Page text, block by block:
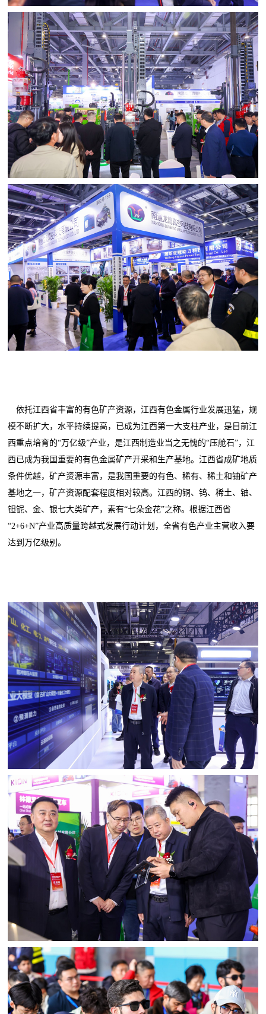
依托江西省丰富的有色矿产资源，江西有色金属行业发展迅猛，规
模不断扩大，水平持续提高，已成为江西第一大支柱产业，是目前江
西重点培育的“万亿级”产业，是江西制造业当之无愧的“压舱石”，江
西已成为我国重要的有色金属矿产开采和生产基地。江西省成矿地质
条件优越，矿产资源丰富，是我国重要的有色、稀有、稀土和铀矿产
基地之一，矿产资源配套程度相对较高。江西的铜、钨、稀土、铀、
钽铌、金、银七大类矿产，素有“七朵金花”之称。根据江西省
“2+6+N”产业高质量跨越式发展行动计划，全省有色产业主营收入要
达到万亿级别。